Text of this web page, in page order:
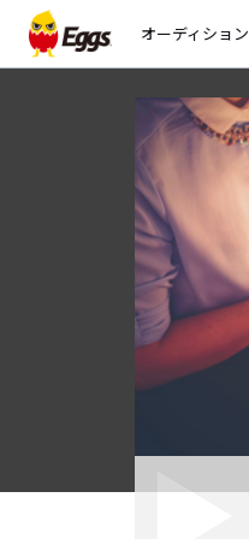
オーディション